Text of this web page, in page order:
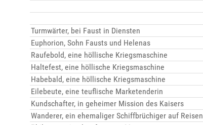
Turmwärter, bei Faust in Diensten
Euphorion, Sohn Fausts und Helenas
Raufebold, eine höllische Kriegsmaschine
Haltefest, eine höllische Kriegsmaschine
Habebald, eine höllische Kriegsmaschine
Eilebeute, eine teuflische Marketenderin
Kundschafter, in geheimer Mission des Kaisers
Wanderer, ein ehemaliger Schiffbrüchiger auf Reisen